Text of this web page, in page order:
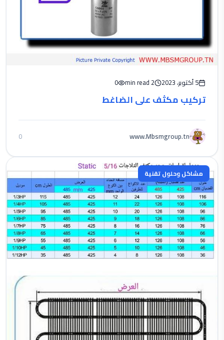
5 أكتوبر، 2023 2 min read
0
تركيب مكثف على الضاغط
www.Mbsmgroup.tn
0
مشاكل وحلول تقنية